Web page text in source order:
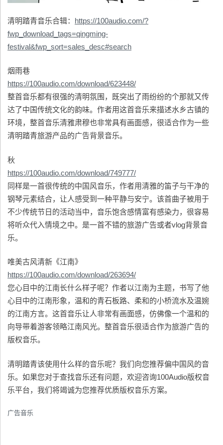
清明踏青音乐合辑： https://100audio.com/?
fwp_download_tags=qingming-
festival&fwp_sort=sales_desc#search
烟雨巷
https://100audio.com/download/623448/
整首音乐都有很强的清明氛围，既突出了雨纷纷的个那就又传
达了中国传统文化的韵味。作者用这首音乐来描述水乡古镇的
环境，整首音乐清雅肃穆也非常具有画面感，很适合作为一些
清明踏青旅游产品的广告背景音乐。
秋
https://100audio.com/download/749777/
同样是一首很传统的中国风音乐，作者用清雅的笛子与干净的
钢琴元素结合，让人感受到一种平静与安宁。该首曲子被用于
不少传统节日的活动当中，音乐饱含感情富有感染力，很容易
将听众代入情境之中。是一首不错的旅游广告或者vlog背景音
乐。
唯美古风清新《江南》
https://100audio.com/download/263694/
您心目中的江南长什么样子呢？作者以江南为主题，书写了他
心目中的江南形象，温和的青石板路、柔和的小桥流水及温婉
的江南方言。这首音乐让人非常有画面感，仿佛像一个温和的
向导带着游客领略江南风光。整首音乐很适合作为旅游广告的
版权音乐。
清明踏青该使用什么样的音乐呢？我们向您推荐偏中国风的音
乐。如果您对于查找音乐还有问题，欢迎咨询100Audio版权音
乐平台，我们将竭诚为您推荐优质版权音乐方案。
广告音乐